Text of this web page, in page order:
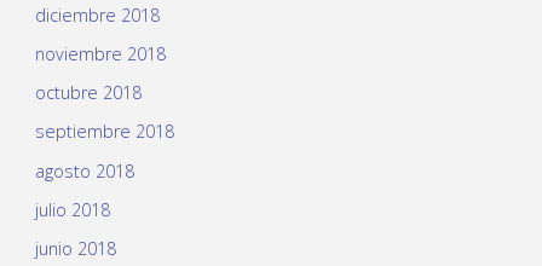
diciembre 2018
noviembre 2018
octubre 2018
septiembre 2018
agosto 2018
julio 2018
junio 2018